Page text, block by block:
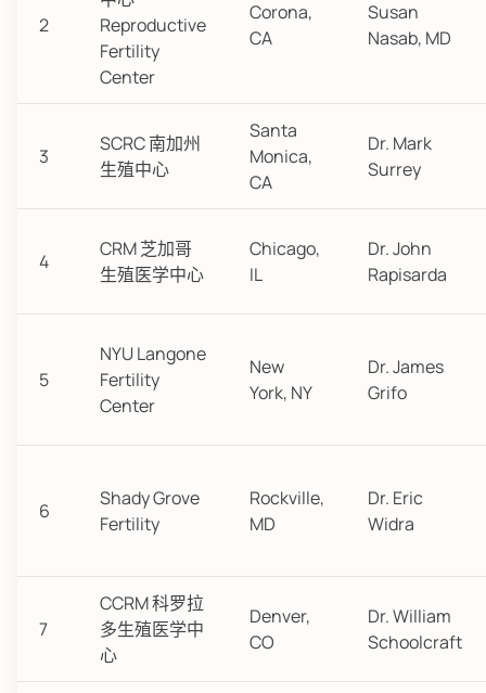
2
Reproductive
Fertility
Center
Corona,
CA
Susan
Nasab, MD
3
SCRC 南加州
生殖中心
Santa
Monica,
CA
Dr. Mark
Surrey
4
CRM 芝加哥
生殖医学中心
Chicago,
IL
Dr. John
Rapisarda
5
NYU Langone
Fertility
Center
New
York, NY
Dr. James
Grifo
6
Shady Grove
Fertility
Rockville,
MD
Dr. Eric
Widra
7
CCRM 科罗拉
多生殖医学中
心
Denver,
CO
Dr. William
Schoolcraft